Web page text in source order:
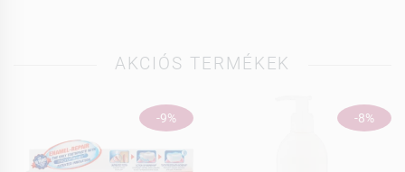
AKCIÓS TERMÉKEK
-9% -8%